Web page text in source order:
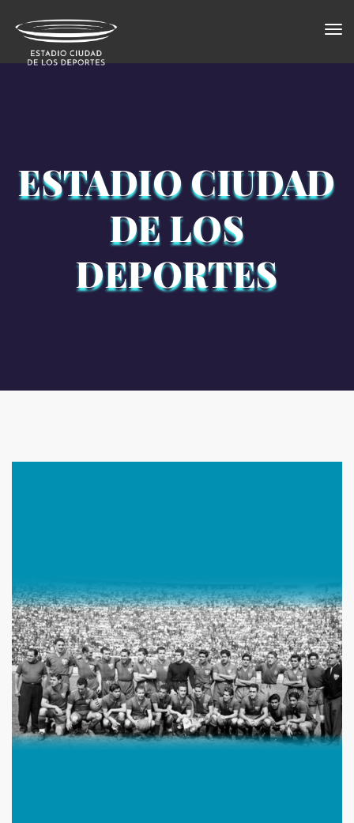
×
ESTADIO CIUDAD
DE LOS
DEPORTES